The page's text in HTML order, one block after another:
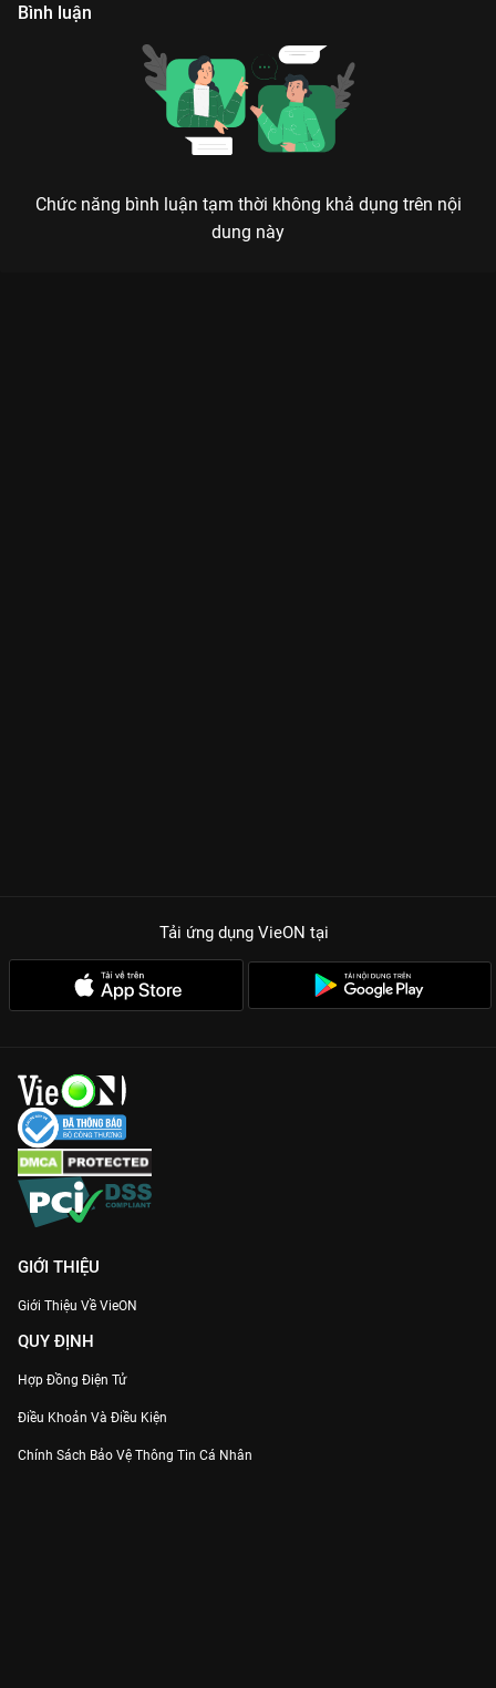
Bình luận
Chức năng bình luận tạm thời không khả dụng trên nội
dung này
Tải ứng dụng VieON tại
GIỚI THIỆU
Giới Thiệu Về VieON
QUY ĐỊNH
Hợp Đồng Điện Tử
Điều Khoản Và Điều Kiện
Chính Sách Bảo Vệ Thông Tin Cá Nhân